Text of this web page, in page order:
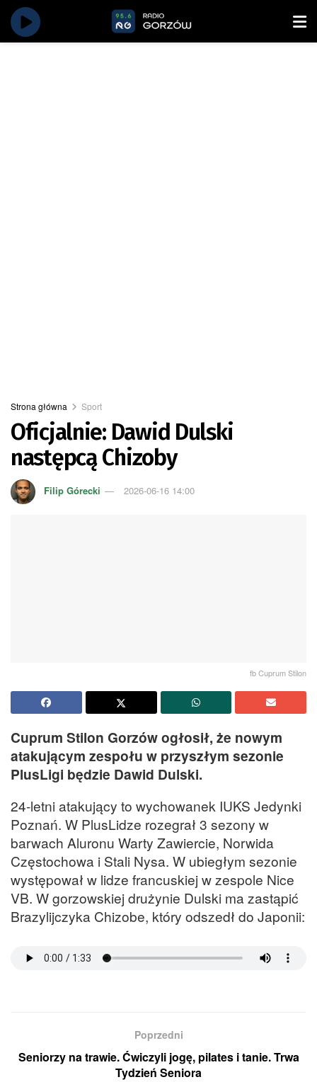
Strona główna Sport
Oficjalnie: Dawid Dulski
następcą Chizoby
Filip Górecki 2026-06-16 14:00
fb Cuprum Stilon
Cuprum Stilon Gorzów ogłosił, że nowym
atakującym zespołu w przyszłym sezonie
PlusLigi będzie Dawid Dulski.
24-letni atakujący to wychowanek IUKS Jedynki
Poznań. W PlusLidze rozegrał 3 sezony w
barwach Aluronu Warty Zawiercie, Norwida
Częstochowa i Stali Nysa. W ubiegłym sezonie
występował w lidze francuskiej w zespole Nice
VB. W gorzowskiej drużynie Dulski ma zastąpić
Brazylijczyka Chizobe, który odszedł do Japonii:
Poprzedni
Seniorzy na trawie. Ćwiczyli jogę, pilates i tanie. Trwa
Tydzień Seniora